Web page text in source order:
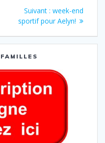
Suivant : week-end
sportif pour Aelyn!